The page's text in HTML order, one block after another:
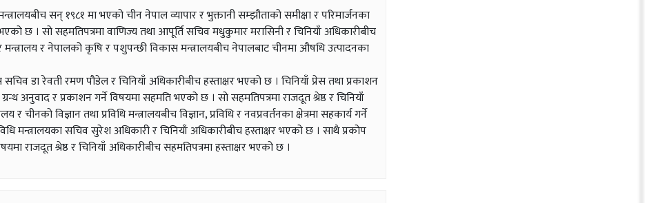
सन् १९८१ मा भएको चीन नेपाल व्यापार र भुक्तानी सम्झौताको समीक्षा र परिमार्जनका
छ । सो सहमतिपत्रमा वाणिज्य तथा आपूर्ति सचिव मधुकुमार मरासिनी र चिनियाँ अधिकारीबीच
र नेपालको कृषि र पशुपन्छी विकास मन्त्रालयबीच नेपालबाट चीनमा औषधि उत्पादनका
डा रेवती रमण पौडेल र चिनियाँ अधिकारीबीच हस्ताक्षर भएको छ । चिनियाँ प्रेस तथा प्रकाशन
अनुवाद र प्रकाशन गर्ने विषयमा सहमति भएको छ । सो सहमतिपत्रमा राजदूत श्रेष्ठ र चिनियाँ
र चीनको विज्ञान तथा प्रविधि मन्त्रालयबीच विज्ञान, प्रविधि र नवप्रवर्तनका क्षेत्रमा सहकार्य गर्ने
मन्त्रालयका सचिव सुरेश अधिकारी र चिनियाँ अधिकारीबीच हस्ताक्षर भएको छ । साथै प्रकोप
राजदूत श्रेष्ठ र चिनियाँ अधिकारीबीच सहमतिपत्रमा हस्ताक्षर भएको छ ।